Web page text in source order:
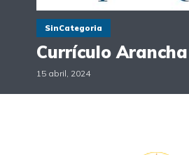
SinCategoria
Currículo
15 abril, 2024